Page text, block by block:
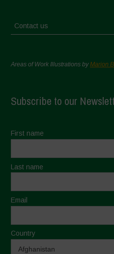
Contact us
Areas of Work Illustrations byMarion
Subscribe to our
First name
Last name
Email
Country